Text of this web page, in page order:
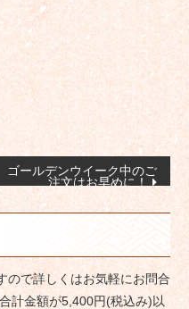
ゴールデンウイーク中のご
注文はお早めに！
ので詳しくはお気軽にお問合
計金額が5,400円(税込み)以